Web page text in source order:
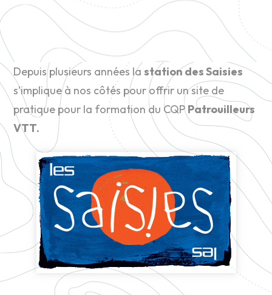
Depuis plusieurs années lastation des Saisies
s’implique à nos côtés pour offrir un site de
pratique pour la formation du CQPPatrouilleurs
VTT.